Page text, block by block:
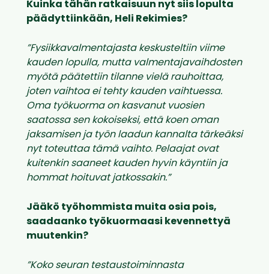
Kuinka tähän ratkaisuun nyt siis lopulta
päädyttiinkään, Heli Rekimies?
”Fysiikkavalmentajasta keskusteltiin viime
kauden lopulla, mutta valmentajavaihdosten
myötä päätettiin tilanne vielä rauhoittaa,
joten vaihtoa ei tehty kauden vaihtuessa.
Oma työkuorma on kasvanut vuosien
saatossa sen kokoiseksi, että koen oman
jaksamisen ja työn laadun kannalta tärkeäksi
nyt toteuttaa tämä vaihto. Pelaajat ovat
kuitenkin saaneet kauden hyvin käyntiin ja
hommat hoituvat jatkossakin.”
Jääkö työhommista muita osia pois,
saadaanko työkuormaasi kevennettyä
muutenkin?
”Koko seuran testaustoiminnasta